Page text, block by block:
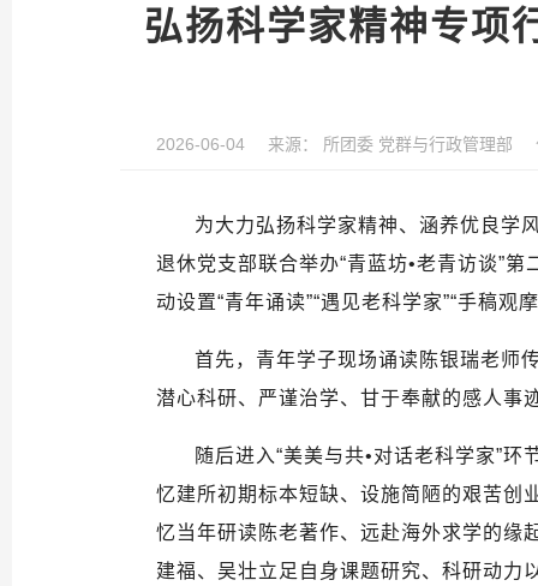
弘扬科学家精神专项
2026-06-04 来源： 所团委 党群与行政管理部
为大力弘扬科学家精神、涵养优良学
退休党支部联合举办“青蓝坊•老青访谈”
动设置“青年诵读”“遇见老科学家”“手稿观
首先，青年学子现场诵读陈银瑞老师
潜心科研、严谨治学、甘于奉献的感人事
随后进入“美美与共•对话老科学家”
忆建所初期标本短缺、设施简陋的艰苦创
忆当年研读陈老著作、远赴海外求学的缘
建福、吴壮立足自身课题研究、科研动力